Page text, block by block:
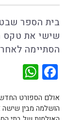
בית הספר
שישי את טקס
הסתיימה
אולם הספורט
הושלמה מבין שישה